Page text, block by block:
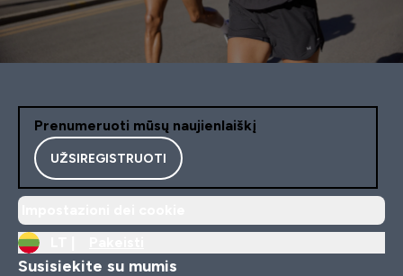
Prenumeruoti mūsų naujienlaiškį
UŽSIREGISTRUOTI
Susisiekite su mumis